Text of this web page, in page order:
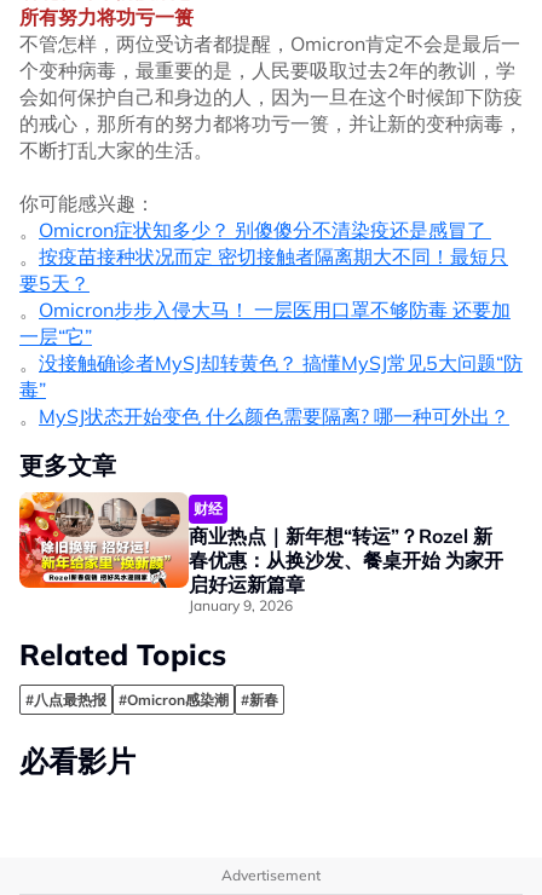
所有努力将功亏一篑
不管怎样，两位受访者都提醒，Omicron肯定不会是最后一
个变种病毒，最重要的是，人民要吸取过去2年的教训，学
会如何保护自己和身边的人，因为一旦在这个时候卸下防疫
的戒心，那所有的努力都将功亏一篑，并让新的变种病毒，
不断打乱大家的生活。
你可能感兴趣：
。 Omicron症状知多少？ 别傻傻分不清染疫还是感冒了
。 按疫苗接种状况而定 密切接触者隔离期大不同！最短只
要5天？
。 Omicron步步入侵大马！ 一层医用口罩不够防毒 还要加
一层“它”
。 没接触确诊者MySJ却转黄色？ 搞懂MySJ常见5大问题“防
毒”
。 MySJ状态开始变色 什么颜色需要隔离? 哪一种可外出？
更多文章
财经
商业热点｜新年想“转运”？Rozel 新
春优惠：从换沙发、餐桌开始 为家开
启好运新篇章
January 9, 2026
Related Topics
#八点最热报 #Omicron感染潮 #新春
必看影片
Advertisement